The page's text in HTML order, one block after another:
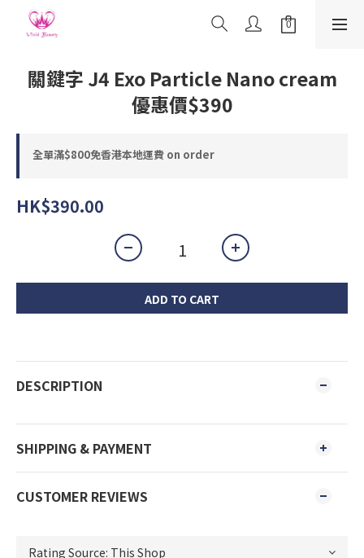
關鍵字 J4 Exo Particle Nano cream
優惠價$390
全單滿$800免香港本地運費 on order
HK$390.00
ADD TO CART
DESCRIPTION
SHIPPING & PAYMENT
CUSTOMER REVIEWS